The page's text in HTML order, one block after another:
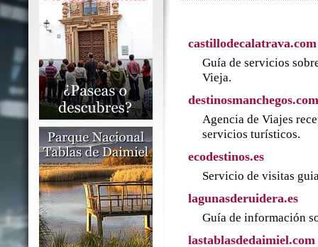
castillodecalatrava.com
Guía de servicios
Vieja.
destinosmanchegos.com
Agencia de Viajes
servicios turísticos.
ecodestinos.es
Servicio de visitas
lagunasderuidera.es
Guía de información
lastablasdedaimiel.com